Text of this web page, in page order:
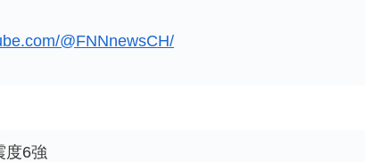
@FNNnewsCH/
度6強